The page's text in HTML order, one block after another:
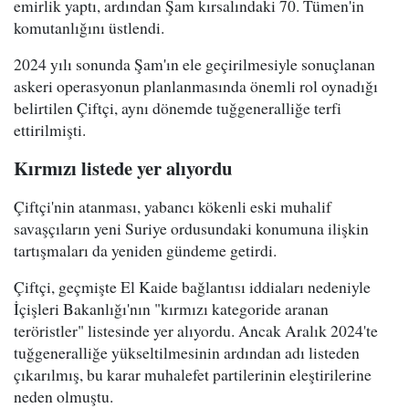
emirlik yaptı, ardından Şam kırsalındaki 70. Tümen'in
komutanlığını üstlendi.
2024 yılı sonunda Şam'ın ele geçirilmesiyle sonuçlanan
askeri operasyonun planlanmasında önemli rol oynadığı
belirtilen Çiftçi, aynı dönemde tuğgeneralliğe terfi
ettirilmişti.
Kırmızı listede yer alıyordu
Çiftçi'nin atanması, yabancı kökenli eski muhalif
savaşçıların yeni Suriye ordusundaki konumuna ilişkin
tartışmaları da yeniden gündeme getirdi.
Çiftçi, geçmişte El Kaide bağlantısı iddiaları nedeniyle
İçişleri Bakanlığı'nın "kırmızı kategoride aranan
teröristler" listesinde yer alıyordu. Ancak Aralık 2024'te
tuğgeneralliğe yükseltilmesinin ardından adı listeden
çıkarılmış, bu karar muhalefet partilerinin eleştirilerine
neden olmuştu.